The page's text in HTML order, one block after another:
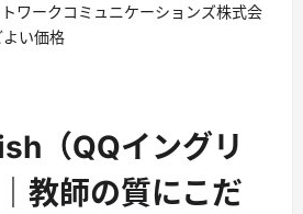
ワークコミュニケーションズ株式会
い価格
（QQイングリ
教師の質にこだ